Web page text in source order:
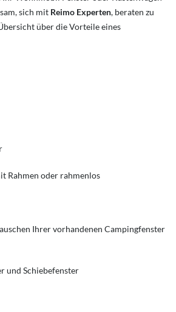
sich mit Reimo Experten, beraten zu
über die Vorteile eines
Rahmen oder rahmenlos
Ihrer vorhandenen Campingfenster
und Schiebefenster